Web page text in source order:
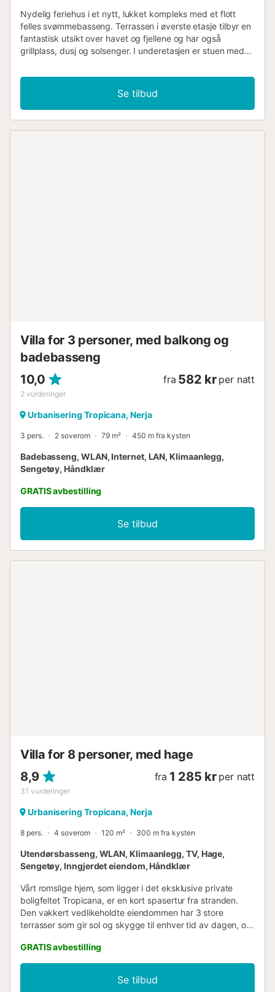
Nydelig feriehus i et nytt, lukket kompleks med et flott
felles svømmebasseng. Terrassen i øverste etasje tilbyr en
fantastisk utsikt over havet og fjellene og har også
grillplass, dusj og solsenger. I underetasjen er stuen med
et relativt rolig område i motsetning til kjas og mas i den
vestlige delen av Málaga. Besøk de berømte grottene i
Nerja og de unike buktene, som imidlertid bare kan nås til
fots. Her kan du nyte den eksepsjonelle naturen og det
Se tilbud
Villa for 3 personer, med balkong og
badebasseng
10,0
2 vurderinger
fra 582 kr per natt
Urbanisering Tropicana, Nerja
3 pers. 2 soverom 79 m² 450 m fra kysten
Badebasseng, WLAN, Internet, LAN, Klimaanlegg,
Sengetøy, Håndklær
GRATIS avbestilling
Se tilbud
Villa for 8 personer, med hage
8,9
31 vurderinger
fra 1 285 kr per natt
Urbanisering Tropicana, Nerja
8 pers. 4 soverom 120 m² 300 m fra kysten
Utendørsbasseng, WLAN, Klimaanlegg, TV, Hage,
Sengetøy, Inngjerdet eiendom, Håndklær
Vårt romslige hjem, som ligger i det eksklusive private
boligfeltet Tropicana, er en kort spasertur fra stranden.
Den vakkert vedlikeholdte eiendommen har 3 store
terrasser som gir sol og skygge til enhver tid av dagen, og
stranden med sitt utvalg av barer og sjømatrestauranter.
Huset ligger mellom det praktfulle landskapet i Almijara-
fjellene og middelhavskysten, og er bare to minutters
gange fra det attraktive svømmebasseng- og
GRATIS avbestilling
Se tilbud